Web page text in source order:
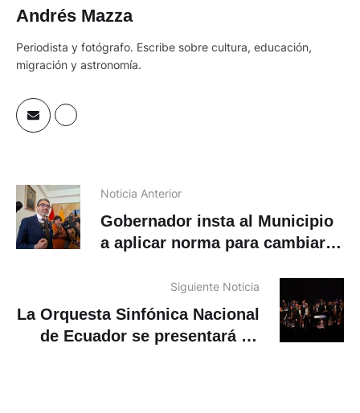
Andrés Mazza
Periodista y fotógrafo. Escribe sobre cultura, educación,
migración y astronomía.
Noticia Anterior
Gobernador insta al Municipio
a aplicar norma para cambiar
zona de tolerancia
Siguiente Noticia
La Orquesta Sinfónica Nacional
de Ecuador se presentará en